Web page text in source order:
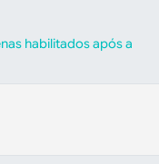
habilitados após a